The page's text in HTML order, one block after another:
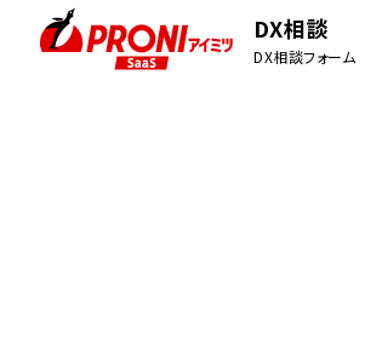
DX相談
DX相談フォーム